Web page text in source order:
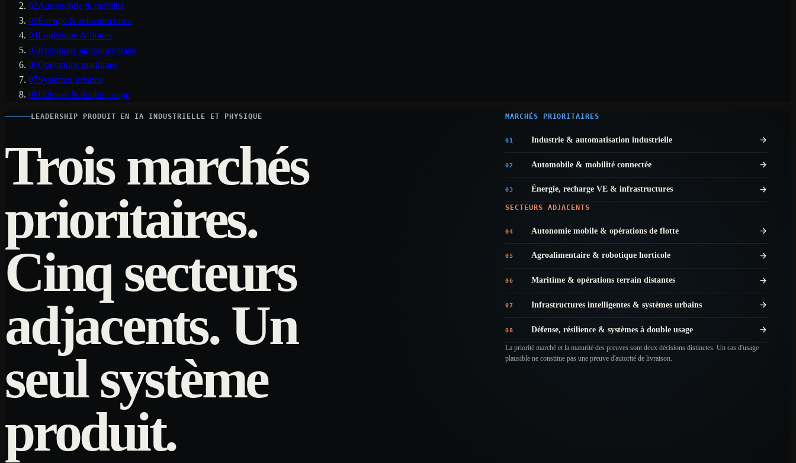
02Automobile & mobilité
03Énergie & infrastructures
04Logistique & flottes
05Robotique agroalimentaire
06Opérations maritimes
07Systèmes urbains
08Défense & double usage
LEADERSHIP PRODUIT EN IA INDUSTRIELLE ET PHYSIQUE
Trois marchés
prioritaires.
Cinq secteurs
adjacents. Un
seul système
produit.
MARCHÉS PRIORITAIRES
01 Industrie & automatisation industrielle
02 Automobile & mobilité connectée
03 Énergie, recharge VE & infrastructures
SECTEURS ADJACENTS
04 Autonomie mobile & opérations de flotte
05 Agroalimentaire & robotique horticole
06 Maritime & opérations terrain distantes
07 Infrastructures intelligentes & systèmes urbains
08 Défense, résilience & systèmes à double usage
La priorité marché et la maturité des preuves sont deux décisions distinctes. Un cas d'usage
plausible ne constitue pas une preuve d'autorité de livraison.